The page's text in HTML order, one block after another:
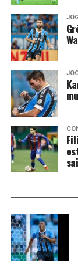
Confira a
Grêmio
e Viery
Laterais:
Pedro
Meias: